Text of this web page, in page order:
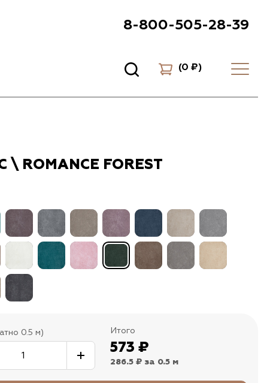
8-800-505-28-39
(0 ₽)
ROMANCE FOREST
0.5 м) Итого
573 ₽
286.5 ₽ за 0.5 м